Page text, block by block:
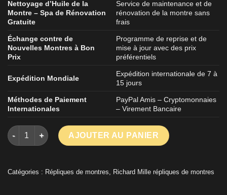
Nettoyage d’Huile de la
Montre – Spa de Rénovation
Gratuite
Service de maintenance et de
rénovation de la montre sans
frais
Échange contre de
Nouvelles Montres à Bon
Prix
Programme de reprise et de
mise à jour avec des prix
préférentiels
Expédition Mondiale
Expédition internationale de 7 à
15 jours
Méthodes de Paiement
Internationales
PayPal Amis – Cryptomonnaies
– Virement Bancaire
quantité de Montre Richard Mille RM35-02 Bracelet en
AJOUTER AU PANIER
Catégories : Répliques de montres Richard Mille répliques de montres